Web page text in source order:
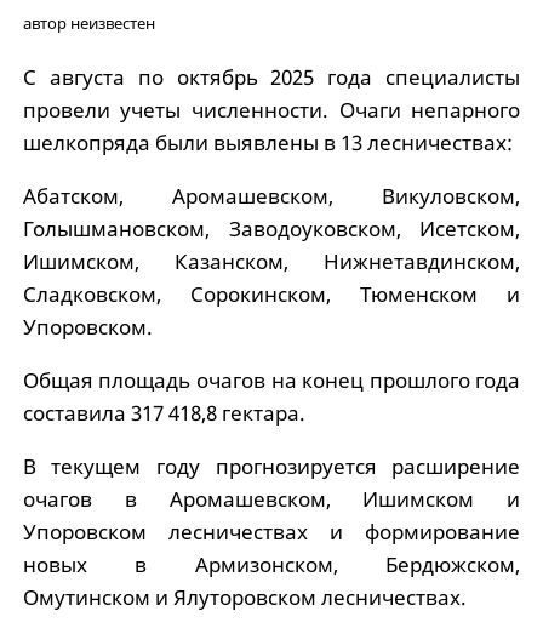
автор неизвестен
С августа по октябрь 2025 года специалисты
провели учеты численности. Очаги непарного
шелкопряда были выявлены в 13 лесничествах:
Абатском, Аромашевском, Викуловском,
Голышмановском, Заводоуковском, Исетском,
Ишимском, Казанском, Нижнетавдинском,
Сладковском, Сорокинском, Тюменском и
Упоровском.
Общая площадь очагов на конец прошлого года
составила 317 418,8 гектара.
В текущем году прогнозируется расширение
очагов в Аромашевском, Ишимском и
Упоровском лесничествах и формирование
новых в Армизонском, Бердюжском,
Омутинском и Ялуторовском лесничествах.